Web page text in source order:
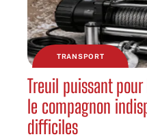
TRANSPORT
Treuil puissant
le compagnon
difficiles